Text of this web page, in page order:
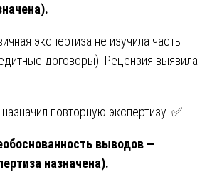
экспертиза не изучила часть
договоры). Рецензия выявила.
повторную экспертизу. ✅
выводов —
назначена).